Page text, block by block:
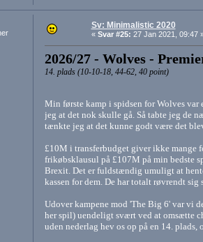
Sv: Minimalistic 2020
« Svar #25: 27 Jan 2021, 09:47
2026/27 - Wolves -
14. plads (10-10-18, 44-62, 40 point)
Min første kamp i spidsen for Wolves
jeg at det nok skulle gå. Så tabte jeg de
tænkte jeg at det kunne godt være det
£10M i transferbudget giver ikke mange
frikøbsklausul på £107M på min bedste
Brexit. Det er fuldstændig umuligt at
kassen for dem. De har totalt røvrendt
Udover kampene mod 'The Big 6' var vi
her spil) uendeligt svært ved at omsætte
uden nederlag hev os op på en 14.